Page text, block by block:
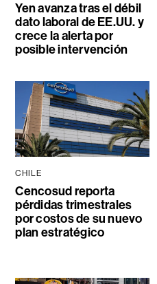
Yen avanza tras el débil
dato laboral de EE.UU. y
crece la alerta por
posible intervención
CHILE
Cencosud reporta
pérdidas trimestrales
por costos de su nuevo
plan estratégico